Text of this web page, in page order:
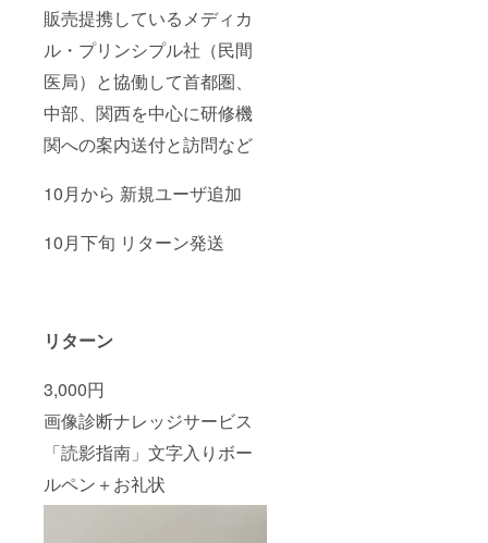
販売提携しているメディカ
ル・プリンシプル社（民間
医局）と協働して首都圏、
中部、関西を中心に研修機
関への案内送付と訪問など
10月から 新規ユーザ追加
10月下旬 リターン発送
リターン
3,000円
画像診断ナレッジサービス
「読影指南」文字入りボー
ルペン＋お礼状